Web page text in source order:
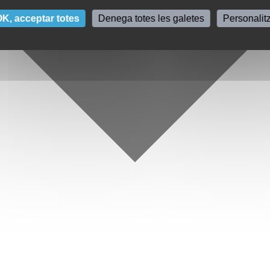
acceptar totes Denega totes les galetes